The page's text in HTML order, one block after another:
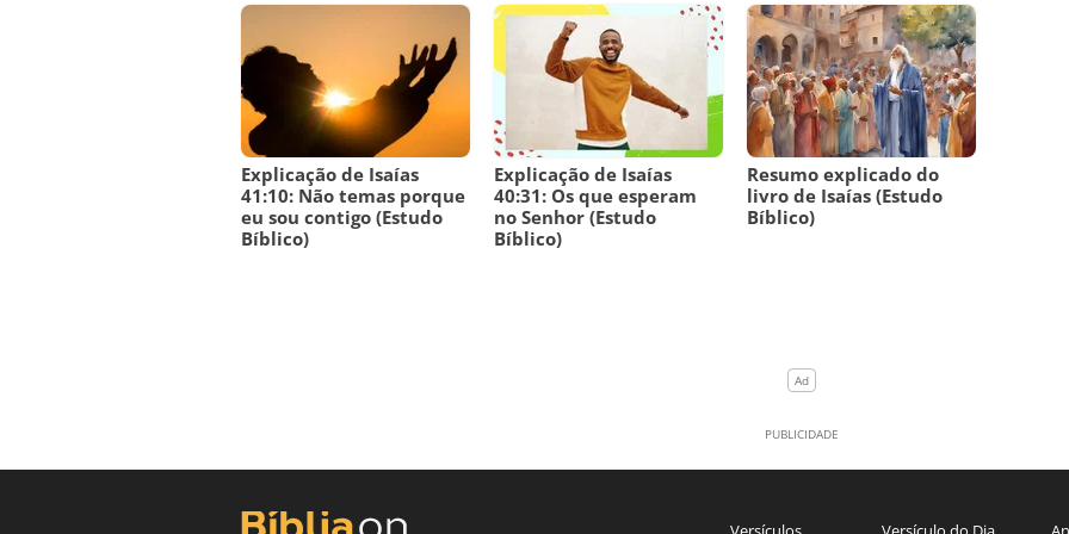
Explicação de Isaías
41:10: Não temas porque
eu sou contigo (Estudo
Bíblico)
Explicação de Isaías
40:31: Os que esperam
no Senhor (Estudo
Bíblico)
Resumo explicado do
livro de Isaías (Estudo
Bíblico)